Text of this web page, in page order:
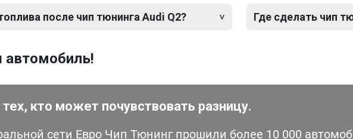
после чип тюнинга Audi Q2? Где сделать чип
автомобиль!
кто может почувствовать разницу.
сети Евро Чип Тюнинг прошили более 10 000